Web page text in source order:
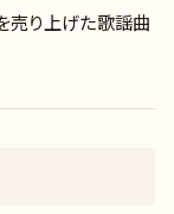
売り上げた歌謡曲